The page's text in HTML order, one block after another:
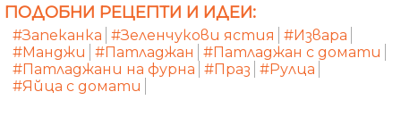
ПОДОБНИ РЕЦЕПТИ И ИДЕИ:
#Запеканка #Зеленчукови ястия
#Извара
#Манджи
#Патладжан
#Патладжан с домати
#Патладжани на фурна #Праз #Рулца
#Яйца с домати